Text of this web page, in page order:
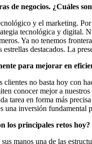
de negocios. ¿Cuáles
y el marketing.
tecnológica y digital.
Ya no tenemos
destacados. La
para mejorar en
clientes no basta hoy con
conocer mejor a
tarea en forma más
una inversión fundamental
los principales retos hoy?
manos una de las